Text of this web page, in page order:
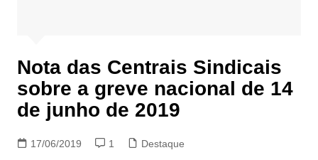
Nota das Centrais Sindicais
sobre a greve nacional de 14
de junho de 2019
17/06/2019 1 Destaque